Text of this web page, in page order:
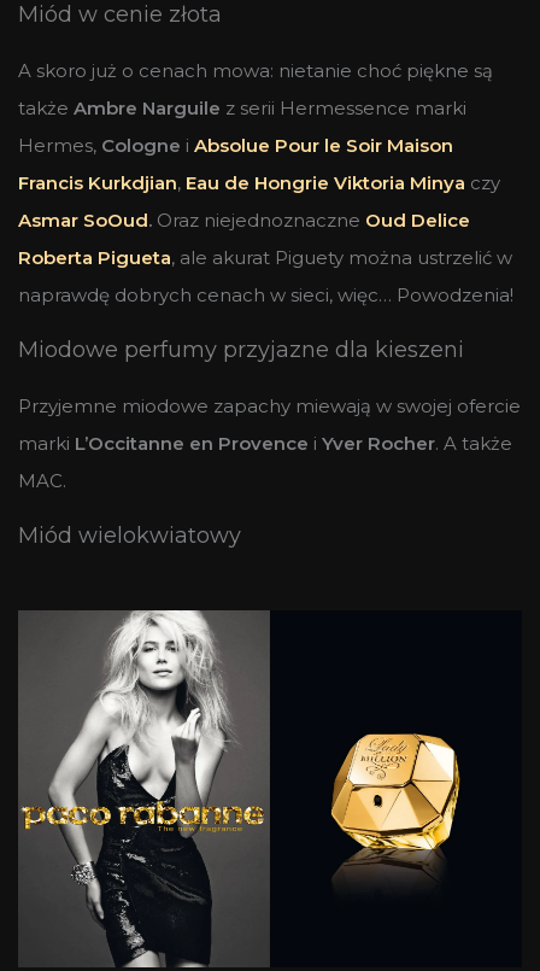
Miód w cenie złota
A skoro już o cenach mowa: nietanie choć piękne są
także Ambre Narguile z serii Hermessence marki
Hermes, Cologne i Absolue Pour le Soir Maison
Francis Kurkdjian, Eau de Hongrie Viktoria Minya czy
Asmar SoOud. Oraz niejednoznaczne Oud Delice
Roberta Pigueta, ale akurat Piguety można ustrzelić w
naprawdę dobrych cenach w sieci, więc… Powodzenia!
Miodowe perfumy przyjazne dla kieszeni
Przyjemne miodowe zapachy miewają w swojej ofercie
marki L’Occitanne en Provence i Yver Rocher. A także
MAC.
Miód wielokwiatowy